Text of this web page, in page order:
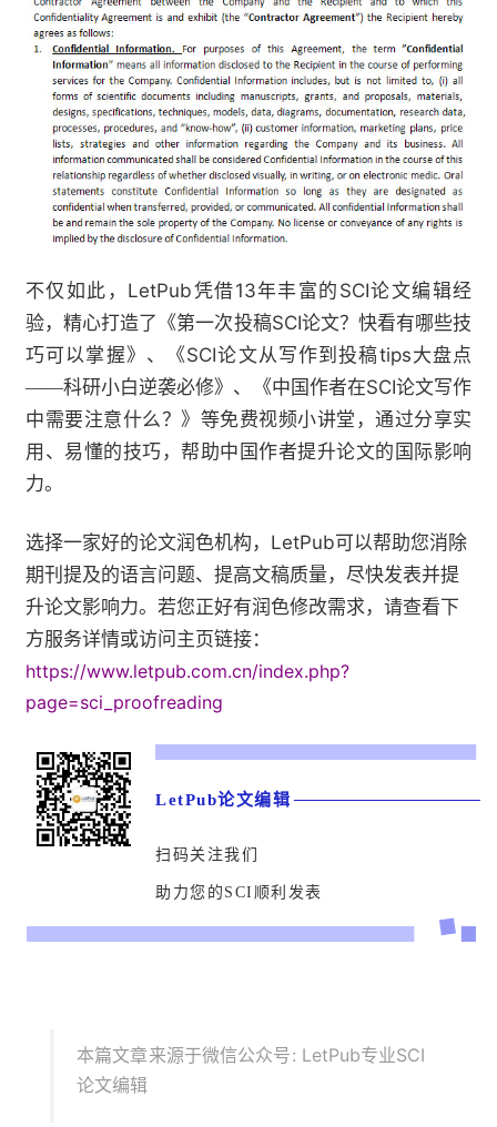
不仅如此， LetPub凭借13年丰富的 SCI论文编辑经
验，精心打造了《第一次投稿SCI论文？快看有哪些技
巧可以掌握》 、 《SCI论文从写作到投稿tips大盘点
——科研小白逆袭必修》 、 《中国作者在SCI论文写作
中需要注意什么？》 等免费视频小讲堂，通过分享实
用、易懂的技巧，帮助中国作者提升论文的国际影响
力。
选择一家好的论文润色机构， LetPub可以帮助您消除
期刊提及的语言问题、提高文稿质量，尽快发表并提
升论文影响力。若您正好有润色修改需求，请查看下
方服务详情或访问主页链接：
https://www.letpub.com.cn/index.php?
page=sci_proofreading
LetPub论文编辑
扫码关注我们
助力您的SCI顺利发表
本篇文章来源于微信公众号: LetPub专业SCI
论文编辑